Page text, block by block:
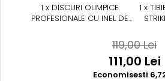
1 x DISCURI OLIMPICE
PROFESIONALE CU INEL DE
1 x
119,00 Lei
111,00 Lei
Economisesti